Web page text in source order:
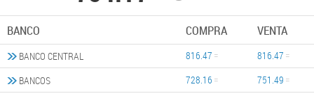
BANCO COMPRA VENTA
BANCO CENTRAL 816.47
816.47
BANCOS
728.16
751.49